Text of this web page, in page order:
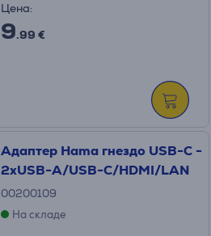
Цена:
9.99 €
Адаптер Hama гнездо USB-C -
2xUSB-A/USB-C/HDMI/LAN
00200109
На складе